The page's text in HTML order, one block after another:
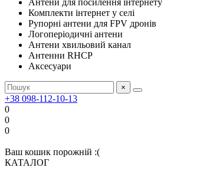
Антени для посилення інтернету
Комплекти інтернет у селі
Рупорні антени для FPV дронів
Логоперіодичні антени
Антени хвильовий канал
Антенни RHCP
Аксесуари
×
+38 098-112-10-13
0
0
0
Ваш кошик порожній :(
КАТАЛОГ